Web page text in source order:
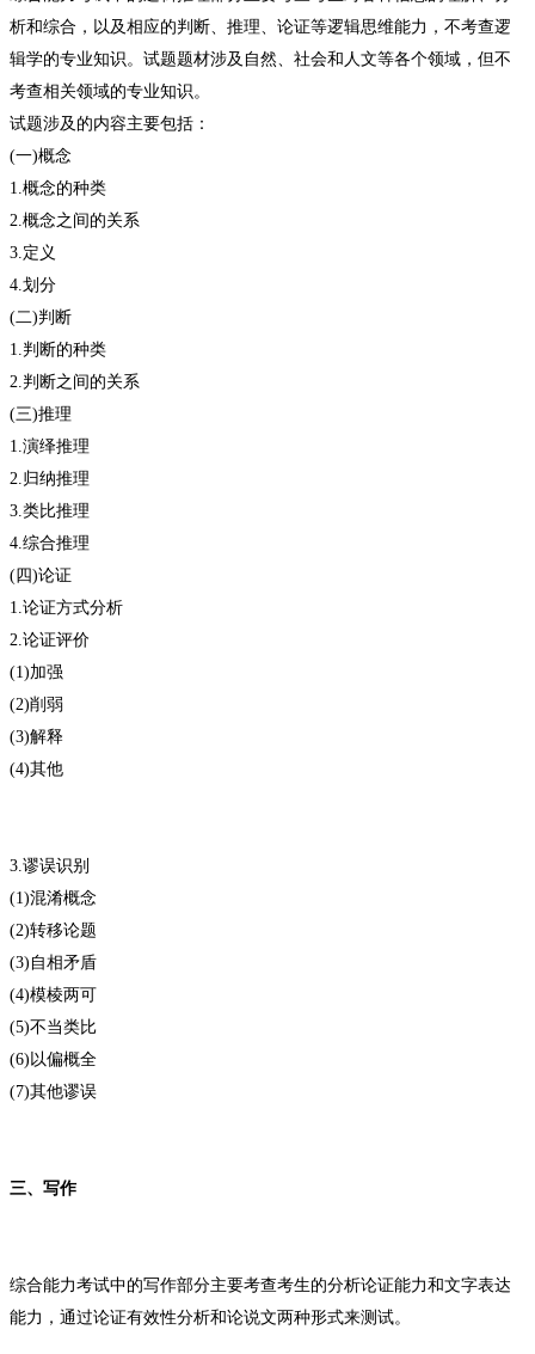
析和综合，以及相应的判断、推理、论证等逻辑思维能力，不考查逻
辑学的专业知识。试题题材涉及自然、社会和人文等各个领域，但不
考查相关领域的专业知识。
试题涉及的内容主要包括：
(一)概念
1.概念的种类
2.概念之间的关系
3.定义
4.划分
(二)判断
1.判断的种类
2.判断之间的关系
(三)推理
1.演绎推理
2.归纳推理
3.类比推理
4.综合推理
(四)论证
1.论证方式分析
2.论证评价
(1)加强
(2)削弱
(3)解释
(4)其他
3.谬误识别
(1)混淆概念
(2)转移论题
(3)自相矛盾
(4)模棱两可
(5)不当类比
(6)以偏概全
(7)其他谬误
三、写作
综合能力考试中的写作部分主要考查考生的分析论证能力和文字表达
能力，通过论证有效性分析和论说文两种形式来测试。